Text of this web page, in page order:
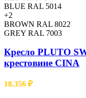
BLUE RAL 5014
+2
BROWN RAL 8022
GREY RAL 7003
Кресло PLUTO
крестовине CINA
18.356 ₽